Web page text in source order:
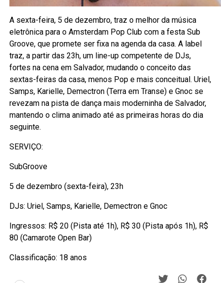
A sexta-feira, 5 de dezembro, traz o melhor da música
eletrônica para o Amsterdam Pop Club com a festa Sub
Groove, que promete ser fixa na agenda da casa. A label
traz, a partir das 23h, um line-up competente de DJs,
fortes na cena em Salvador, mudando o conceito das
sextas-feiras da casa, menos Pop e mais conceitual. Uriel,
Samps, Karielle, Demectron (Terra em Transe) e Gnoc se
revezam na pista de dança mais moderninha de Salvador,
mantendo o clima animado até as primeiras horas do dia
seguinte.
SERVIÇO:
SubGroove
5 de dezembro (sexta-feira), 23h
DJs: Uriel, Samps, Karielle, Demectron e Gnoc
Ingressos: R$ 20 (Pista até 1h), R$ 30 (Pista após 1h), R$
80 (Camarote Open Bar)
Classificação: 18 anos